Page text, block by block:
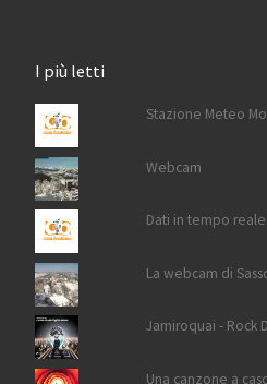
I più letti
Stazione Meteo
Webcam
Dati in tempo reale
La webcam di
Jamiroquai - Rock
Una canzone a